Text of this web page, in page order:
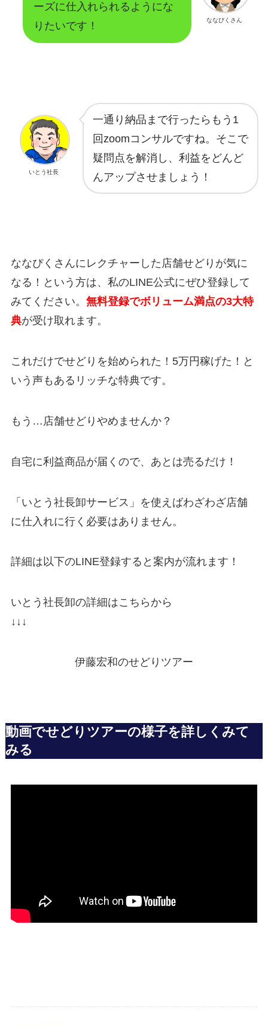
ーズに仕入れられるようにな
りたいです！
ななぴくさん
一通り納品まで行ったらもう1
回zoomコンサルですね。そこで
疑問点を解消し、利益をどんど
んアップさせましょう！
いとう社長
ななぴくさんにレクチャーした店舗せどりが気に
なる！という方は、私のLINE公式にぜひ登録して
みてください。 無料登録でボリューム満点の3大特
典が受け取れます。
これだけでせどりを始められた！5万円稼げた！と
いう声もあるリッチな特典です。
もう…店舗せどりやめませんか？
自宅に利益商品が届くので、あとは売るだけ！
「いとう社長卸サービス」を使えばわざわざ店舗
に仕入れに行く必要はありません。
詳細は以下のLINE登録すると案内が流れます！
いとう社長卸の詳細はこちらから
↓↓↓
伊藤宏和のせどりツアー
動画でせどりツアーの様子を詳しくみて
みる